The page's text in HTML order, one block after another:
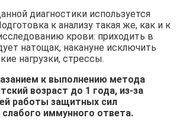
диагностики используется
к анализу такая же, как и к
крови: приходить в
натощак, накануне исключить
нагрузки, стрессы.
к выполнению метода
возраст до 1 года, из-за
работы защитных сил
слабого иммунного ответа.